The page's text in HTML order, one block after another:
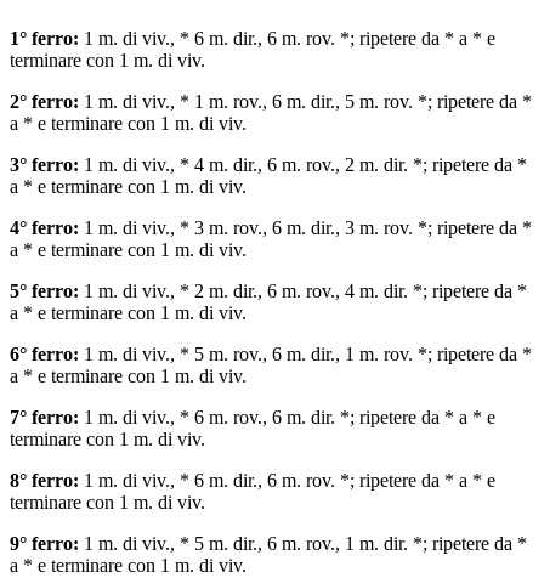
1° ferro: 1 m. di viv., * 6 m. dir., 6 m. rov. *; ripetere da * a * e
terminare con 1 m. di viv.
2° ferro: 1 m. di viv., * 1 m. rov., 6 m. dir., 5 m. rov. *; ripetere da *
a * e terminare con 1 m. di viv.
3° ferro: 1 m. di viv., * 4 m. dir., 6 m. rov., 2 m. dir. *; ripetere da *
a * e terminare con 1 m. di viv.
4° ferro: 1 m. di viv., * 3 m. rov., 6 m. dir., 3 m. rov. *; ripetere da *
a * e terminare con 1 m. di viv.
5° ferro: 1 m. di viv., * 2 m. dir., 6 m. rov., 4 m. dir. *; ripetere da *
a * e terminare con 1 m. di viv.
6° ferro: 1 m. di viv., * 5 m. rov., 6 m. dir., 1 m. rov. *; ripetere da *
a * e terminare con 1 m. di viv.
7° ferro: 1 m. di viv., * 6 m. rov., 6 m. dir. *; ripetere da * a * e
terminare con 1 m. di viv.
8° ferro: 1 m. di viv., * 6 m. dir., 6 m. rov. *; ripetere da * a * e
terminare con 1 m. di viv.
9° ferro: 1 m. di viv., * 5 m. dir., 6 m. rov., 1 m. dir. *; ripetere da *
a * e terminare con 1 m. di viv.